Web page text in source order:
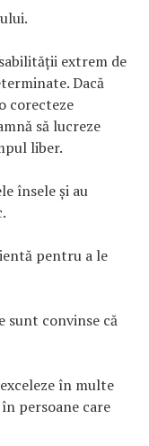
extrem de
Dacă
corecteze
să lucreze
liber.
însele și au
pentru a le
sunt convinse că
în multe
persoane care